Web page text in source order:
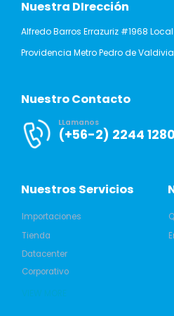
Nuestra DIrección
Alfredo Barros Errazuriz #1968 Local
Providencia Metro Pedro de Valdivia
Nuestro Contacto
LLamanos
(+56-2) 2244 1280
Nuestros Servicios
Importaciones
Tienda
Datacenter
Corporativo